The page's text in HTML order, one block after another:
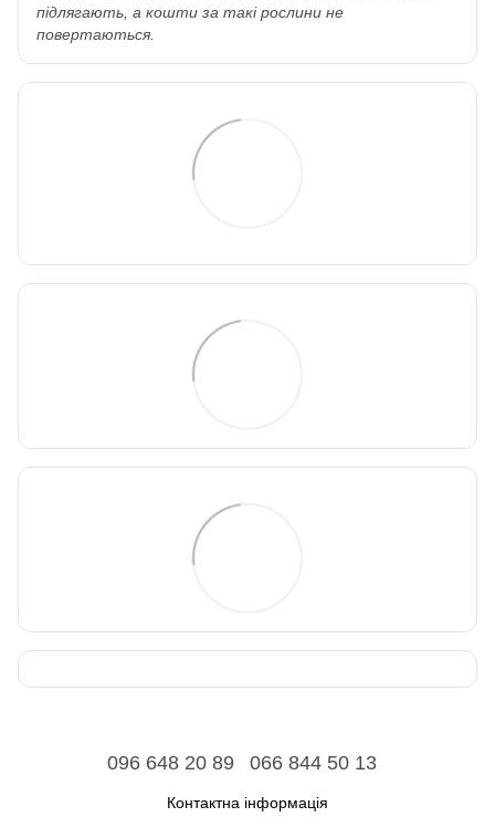
підлягають, а кошти за такі рослини не
повертаються.
096 648 20 89 066 844 50 13
Контактна інформація